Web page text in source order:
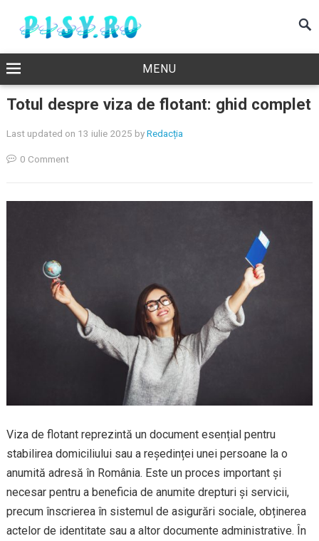
MENU
Totul despre viza de flotant: ghid complet
Last updated on 13 iulie 2025 byRedacția
0 Comment
Viza de flotant reprezintă un document esențial pentru
stabilirea domiciliului sau a reședinței unei persoane la o
anumită adresă în România. Este un proces important și
necesar pentru a beneficia de anumite drepturi și servicii,
precum înscrierea în sistemul de asigurări sociale, obținerea
actelor de identitate sau a altor documente administrative. În